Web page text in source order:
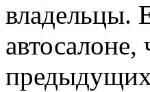
владельцы.
предыдущих